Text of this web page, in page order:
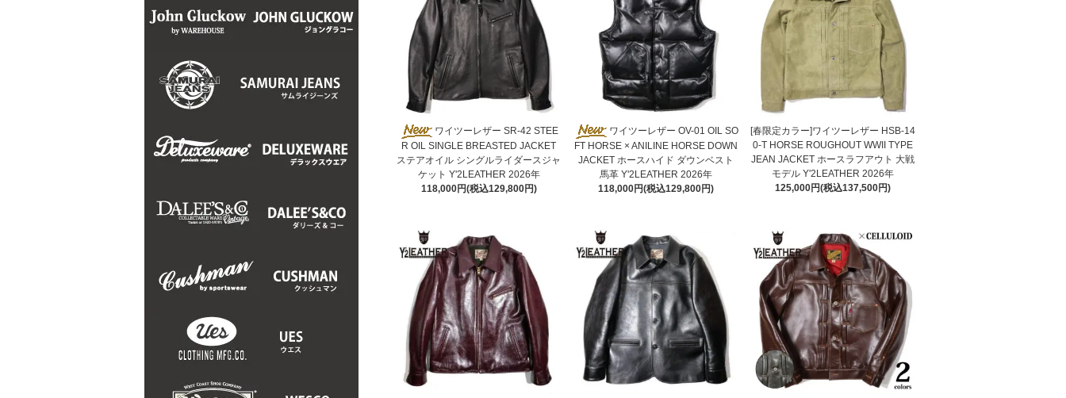
ワイツーレザー SR-42 STEE
R OIL SINGLE BREASTED JACKET
ステアオイル シングルライダースジャ
ケット Y'2LEATHER 2026年
118,000円(税込129,800円)
ワイツーレザー OV-01 OIL SO
FT HORSE × ANILINE HORSE DOWN
JACKET ホースハイド ダウンベスト
馬革 Y'2LEATHER 2026年
118,000円(税込129,800円)
[春限定カラー]ワイツーレザー HSB-14
0-T HORSE ROUGHOUT WWII TYPE
JEAN JACKET ホースラフアウト 大戦
モデル Y'2LEATHER 2026年
125,000円(税込137,500円)